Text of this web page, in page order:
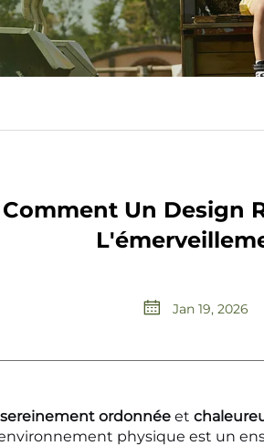
Un Design
Jan 19, 2026
sereinement ordonnée et
physique est un